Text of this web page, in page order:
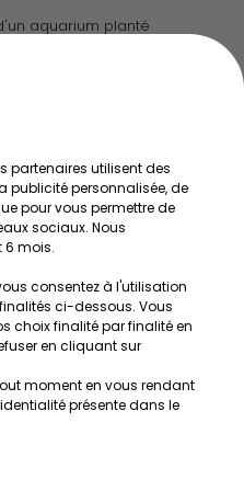
aquarium planté
de produits
légales
de vente
client
partenaires utilisent des
publicité personnalisée, de
pour vous permettre de
sociaux. Nous
6 mois.
consentez à l'utilisation
ci-dessous. Vous
choix finalité par finalité en
en cliquant sur
moment en vous rendant
présente dans le